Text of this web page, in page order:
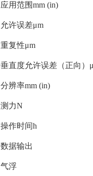
应用范围mm (in)
允许误差μm
重复性μm
垂直度允许误差（正向）
分辨率mm (in)
测力N
操作时间h
数据输出
气浮